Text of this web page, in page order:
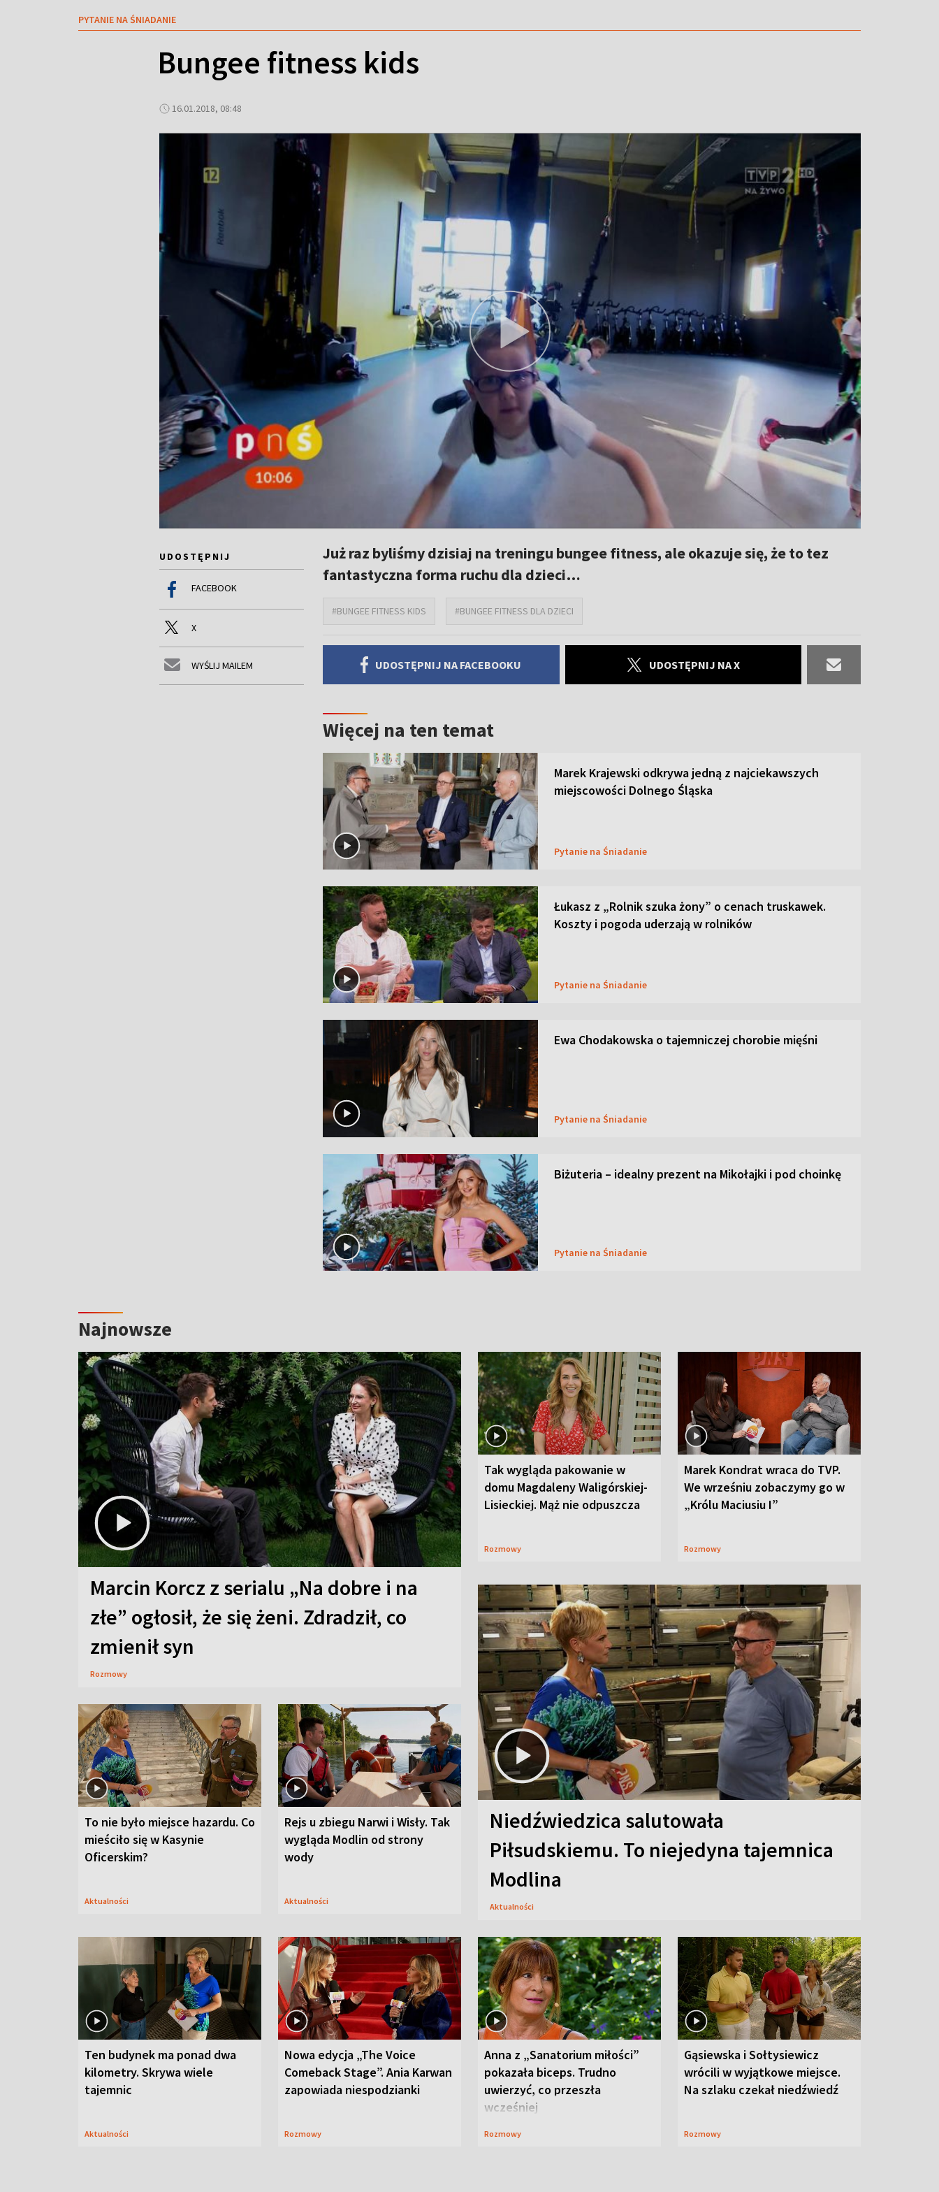
PYTANIE NA ŚNIADANIE
Bungee fitness kids
16.01.2018, 08:48
UDOSTĘPNIJ
FACEBOOK
X
WYŚLIJ MAILEM
Już raz byliśmy dzisiaj na treningu bungee fitness, ale okazuje się, że to tez
fantastyczna forma ruchu dla dzieci…
#BUNGEE FITNESS KIDS #BUNGEE FITNESS DLA DZIECI
UDOSTĘPNIJ NA FACEBOOKU UDOSTĘPNIJ NA X
Więcej na ten temat
Marek Krajewski odkrywa jedną z najciekawszych
miejscowości Dolnego Śląska
Pytanie na Śniadanie
Łukasz z „Rolnik szuka żony” o cenach truskawek.
Koszty i pogoda uderzają w rolników
Pytanie na Śniadanie
Ewa Chodakowska o tajemniczej chorobie mięśni
Pytanie na Śniadanie
Biżuteria – idealny prezent na Mikołajki i pod choinkę
Pytanie na Śniadanie
Najnowsze
Marcin Korcz z serialu „Na dobre i na
złe” ogłosił, że się żeni. Zdradził, co
zmienił syn
Rozmowy
Tak wygląda pakowanie w
domu Magdaleny Waligórskiej-
Lisieckiej. Mąż nie odpuszcza
Rozmowy
Marek Kondrat wraca do TVP.
We wrześniu zobaczymy go w
„Królu Maciusiu I”
Rozmowy
To nie było miejsce hazardu. Co
mieściło się w Kasynie
Oficerskim?
Aktualności
Rejs u zbiegu Narwi i Wisły. Tak
wygląda Modlin od strony
wody
Aktualności
Niedźwiedzica salutowała
Piłsudskiemu. To niejedyna tajemnica
Modlina
Aktualności
Ten budynek ma ponad dwa
kilometry. Skrywa wiele
tajemnic
Aktualności
Nowa edycja „The Voice
Comeback Stage”. Ania Karwan
zapowiada niespodzianki
Rozmowy
Anna z „Sanatorium miłości”
pokazała biceps. Trudno
uwierzyć, co przeszła
wcześniej
Rozmowy
Gąsiewska i Sołtysiewicz
wrócili w wyjątkowe miejsce.
Na szlaku czekał niedźwiedź
Rozmowy